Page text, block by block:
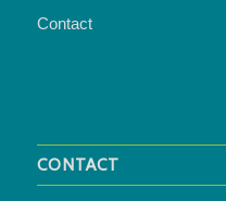
Contact
CONTACT